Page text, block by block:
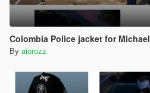
Colombia Police jacket for Michael
By aiorozz